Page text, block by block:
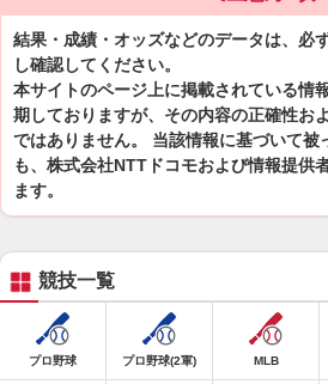
結果・成績・オッズなどのデータは、必
し確認してください。
本サイトのページ上に掲載されている情
期しておりますが、その内容の正確性お
ではありません。 当該情報に基づいて被
も、株式会社NTTドコモおよび情報提供
ます。
競技一覧
プロ野球 プロ野球(2軍) MLB